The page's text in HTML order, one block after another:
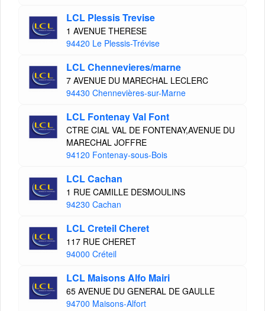
LCL Plessis Trevise
1 AVENUE THERESE
94420 Le Plessis-Trévise
LCL Chennevieres/marne
7 AVENUE DU MARECHAL LECLERC
94430 Chennevières-sur-Marne
LCL Fontenay Val Font
CTRE CIAL VAL DE FONTENAY,AVENUE DU
MARECHAL JOFFRE
94120 Fontenay-sous-Bois
LCL Cachan
1 RUE CAMILLE DESMOULINS
94230 Cachan
LCL Creteil Cheret
117 RUE CHERET
94000 Créteil
LCL Maisons Alfo Mairi
65 AVENUE DU GENERAL DE GAULLE
94700 Maisons-Alfort